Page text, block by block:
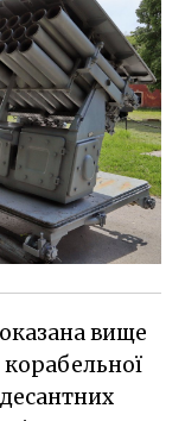
вище
корабельної